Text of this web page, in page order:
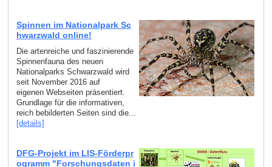
Spinnen im Nationalpark Sc
hwarzwald online!
Die artenreiche und faszinierende
Spinnenfauna des neuen
Nationalparks Schwarzwald wird
seit November 2016 auf
eigenen Webseiten präsentiert.
Grundlage für die informativen,
reich bebilderten Seiten sind die...
[details]
DFG-Projekt im LIS-Förderpr
ogramm "Forschungsdaten i